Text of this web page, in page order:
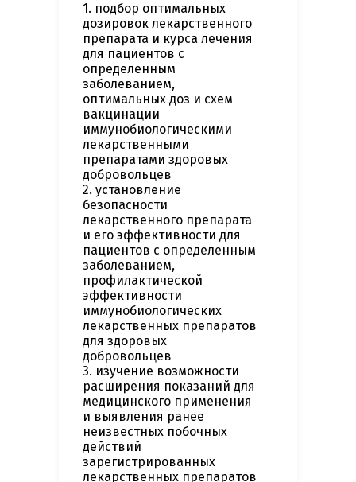
1. подбор оптимальных
дозировок лекарственного
препарата и курса лечения
для пациентов с
определенным
заболеванием,
оптимальных доз и схем
вакцинации
иммунобиологическими
лекарственными
препаратами здоровых
добровольцев
2. установление
безопасности
лекарственного препарата
и его эффективности для
пациентов с определенным
заболеванием,
профилактической
эффективности
иммунобиологических
лекарственных препаратов
для здоровых
добровольцев
3. изучение возможности
расширения показаний для
медицинского применения
и выявления ранее
неизвестных побочных
действий
зарегистрированных
лекарственных препаратов